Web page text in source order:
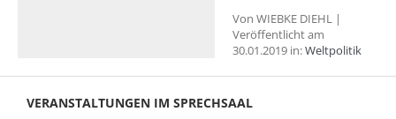
Von WIEBKE DIEHL |
Veröffentlicht am
30.01.2019 in:Weltpolitik
VERANSTALTUNGEN IM SPRECHSAAL